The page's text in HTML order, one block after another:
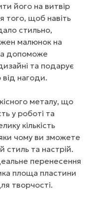
його на витвір
того, щоб навіть
стильно,
малюнок на
допоможе
та подарує
нагоди.
металу, що
у роботі та
кількість
чому ви зможете
стиль та настрій.
перенесення
площа пластини
творчості.